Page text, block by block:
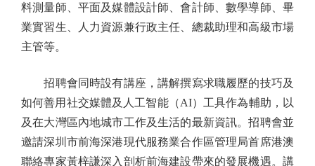
料測量師、平面及媒體設計師、會計師、數學導師、畢
業實習生、人力資源兼行政主任、總裁助理和高級市場
主管等。
招聘會同時設有講座，講解撰寫求職履歷的技巧及
如何善用社交媒體及人工智能（AI）工具作為輔助，以
及在大灣區內地城市工作及生活的最新資訊。招聘會並
邀請深圳市前海深港現代服務業合作區管理局首席港澳
聯絡專家黃梓謙深入剖析前海建設帶來的發展機遇。講